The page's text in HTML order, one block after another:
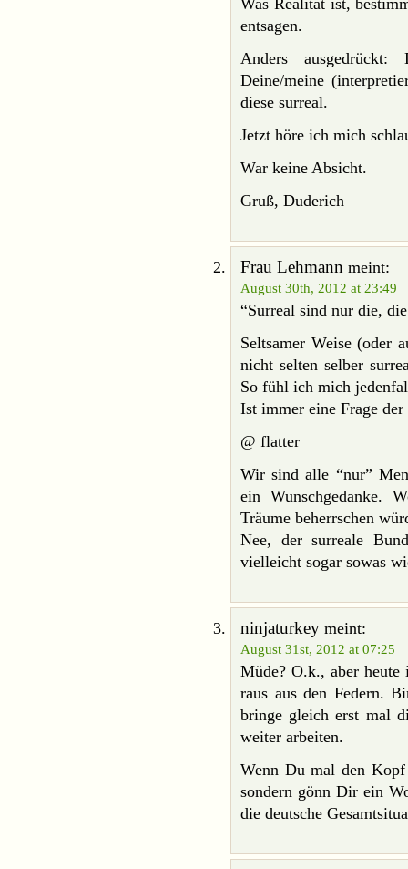
Was Realität ist,
entsagen.
Anders
Deine/meine
diese surreal.
Jetzt höre ich mich
War keine Absicht.
Gruß, Duderich
Frau Lehmann meint:
August 30th, 2012 at 23:49
“Surreal sind nur die,
Seltsamer Weise (oder
nicht selten selber
So fühl ich mich
Ist immer eine Frage der
@ flatter
Wir sind alle “nur”
ein Wunschgedanke.
Träume beherrschen
Nee, der surreale
vielleicht sogar sowas
ninjaturkey meint:
August 31st, 2012 at 07:25
Müde? O.k., aber
raus aus den Federn.
bringe gleich erst mal
weiter arbeiten.
Wenn Du mal den
sondern gönn Dir ein
die deutsche